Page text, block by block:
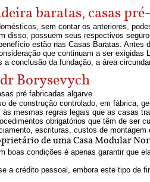
baratas, casas
sem contar os anteriores,
disso, possuem seus respectivos
estão nas Casas Baratas.
que continuam a ser
a conclusão da fundação, a área
Borysevych
de construção controlado, em fábrica,
mesmas regras legais que as casas
obrigatórios que têm de ser
escrituras, custos de
de uma Casa Modular
boas condições é apenas garantir que
a crédito pessoal, embora este tipo de